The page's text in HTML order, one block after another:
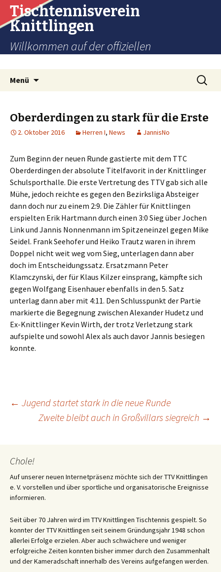
Tischtennisverein
Knittlingen
Willkommen auf der offiziellen
Menü
Suchen
nach:
Oberderdingen zu stark für die Erste
2. Oktober 2016 Herren I, News JannisNo
Zum Beginn der neuen Runde gastierte mit dem TTC
Oberderdingen der absolute Titelfavorit in der Knittlinger
Schulsporthalle. Die erste Vertretung des TTV gab sich alle
Mühe, jedoch reichte es gegen den Bezirksliga Absteiger
dann doch nur zu einem 2:9. Die Zähler für Knittlingen
erspielten Erik Hartmann durch einen 3:0 Sieg über Jochen
Link und Jannis Nonnenmann im Spitzeneinzel gegen Mike
Seidel. Frank Seehofer und Heiko Trautz waren in ihrem
Doppel nicht weit weg vom Sieg, unterlagen dann aber
doch im Entscheidungssatz. Ersatzmann Peter
Klamczynski, der für Klaus Kilzer einsprang, kämpfte sich
gegen Wolfgang Eisenhauer ebenfalls in den 5. Satz
unterlag dann aber mit 4:11. Den Schlusspunkt der Partie
markierte die Begegnung zwischen Alexander Hudetz und
Ex-Knittlinger Kevin Wirth, der trotz Verletzung stark
aufspielte und sowohl Alex als auch davor Jannis besiegen
konnte.
Beitrags-
← Jugend startet stark in die neue Runde
Zweite bleibt auch in Großvillars siegreich →
Chole!
Auf unserer neuen Internetpräsenz möchte sich der TTV Knittlingen
e. V. vorstellen und über sportliche und organisatorische Ereignisse
informieren.
Seit über 70 Jahren wird im TTV Knittlingen Tischtennis gespielt. So
konnter der TTV Knittlingen seit seinem Gründungsjahr 1948 schon
allerlei Erfolge erzielen. Aber auch schwächere und weniger
erfolgreiche Zeiten konnten bisher immer durch den Zusammenhalt
und der Kameradschaft innerhalb des Vereins aufgefangen werden.